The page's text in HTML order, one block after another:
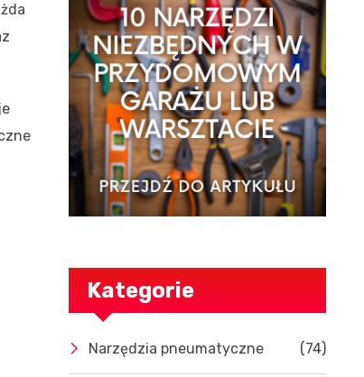
Kategorie
Narzędzia pneumatyczne (74)